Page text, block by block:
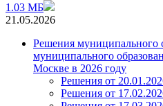
1.03 МБ
21.05.2026
Решения муниципального
муниципального
Москве в 2026 году
Решения от
Решения от